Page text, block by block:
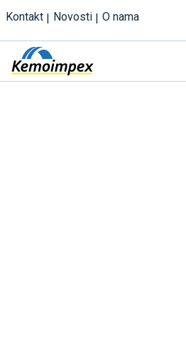
Kontakt Novosti O nama